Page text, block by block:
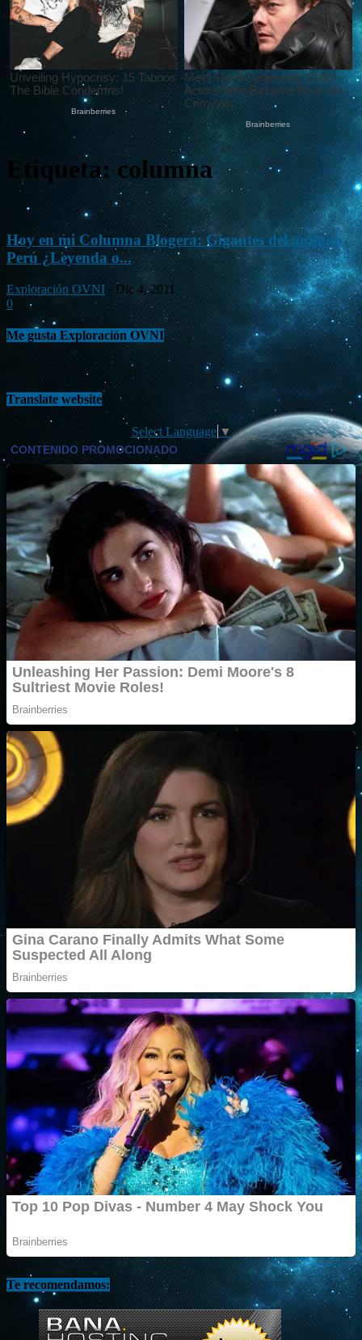
Etiqueta: columna
Hoy en mi Columna Blogera: Gigantes del antiguo
Perú ¿Leyenda o...
Exploración OVNI - Dic 4, 2011
0
Me gusta Exploración OVNI
Translate website
Select Language ▼
Te recomendamos: